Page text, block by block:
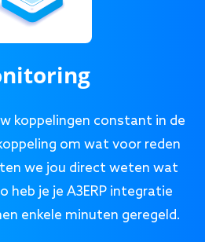
koppelingen constant in de
om wat voor reden
we jou direct weten wat
heb je je A3ERP integratie
enkele minuten geregeld.